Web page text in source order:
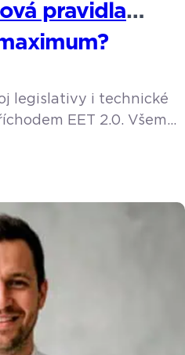
pravidla
legislativy i technické
EET 2.0. Všem
trendů v kosmetice
schválila návrh
tzv. EET 2.0, která
pro evidování […]